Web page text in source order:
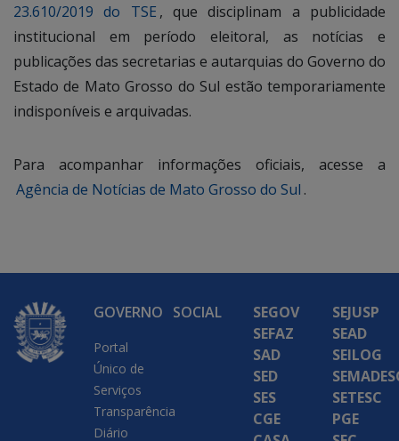
23.610/2019 do TSE , que disciplinam a publicidade
institucional em período eleitoral, as notícias e
publicações das secretarias e autarquias do Governo do
Estado de Mato Grosso do Sul estão temporariamente
indisponíveis e arquivadas.
Para acompanhar informações oficiais, acesse a
Agência de Notícias de Mato Grosso do Sul .
GOVERNO
Portal
Único de
Serviços
Transparência
Diário
SOCIAL
SEGOV
SEFAZ
SAD
SED
SES
CGE
SEJUSP
SEAD
SEILOG
SETESC
PGE